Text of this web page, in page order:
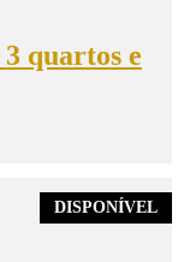
quartos e
DISPONÍVEL